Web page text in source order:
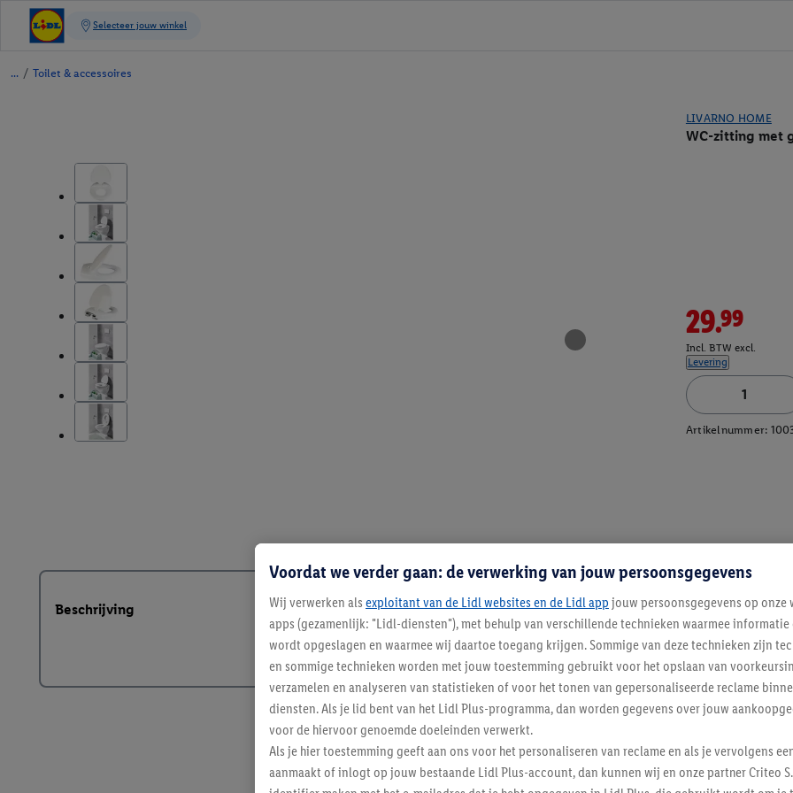
/ Toilet & accessoires
LIVARNO HOME
WC-zitting met
29.99
Incl. BTW excl.
Levering
Artikelnummer:
Beschrijving
Voordat we verder gaan: de verwerking van jouw persoonsgegevens
Wij verwerken als exploitant van de Lidl websites en de Lidl app jouw persoonsgegevens op onze
apps (gezamenlijk: "Lidl-diensten"), met behulp van verschillende technieken waarmee
wordt opgeslagen en waarmee wij daartoe toegang krijgen. Sommige van deze technieken zijn
en sommige technieken worden met jouw toestemming gebruikt voor het opslaan van
verzamelen en analyseren van statistieken of voor het tonen van gepersonaliseerde reclame
diensten. Als je lid bent van het Lidl Plus-programma, dan worden gegevens over jouw
voor de hiervoor genoemde doeleinden verwerkt.
Als je hier toestemming geeft aan ons voor het personaliseren van reclame en als je vervolgens
aanmaakt of inlogt op jouw bestaande Lidl Plus-account, dan kunnen wij en onze partner Criteo